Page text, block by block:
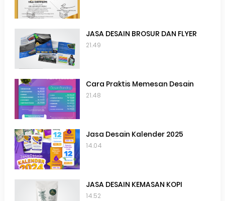
JASA DESAIN BROSUR DAN FLYER
21.49
Cara Praktis Memesan Desain
21.48
Jasa Desain Kalender 2025
14.04
JASA DESAIN KEMASAN KOPI
14.52